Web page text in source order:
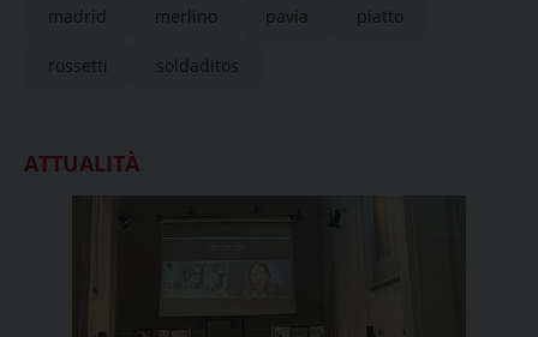
madrid merlino pavia piatto
rossetti soldaditos
ATTUALITÀ